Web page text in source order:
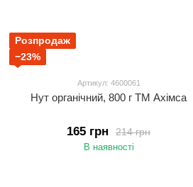
Розпродаж
−23%
Артикул: 4600061
Нут органічний, 800 г ТМ Ахімса
214 грн
165 грн
В наявності